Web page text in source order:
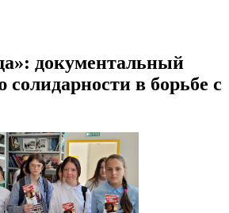
документальный
в борьбе с